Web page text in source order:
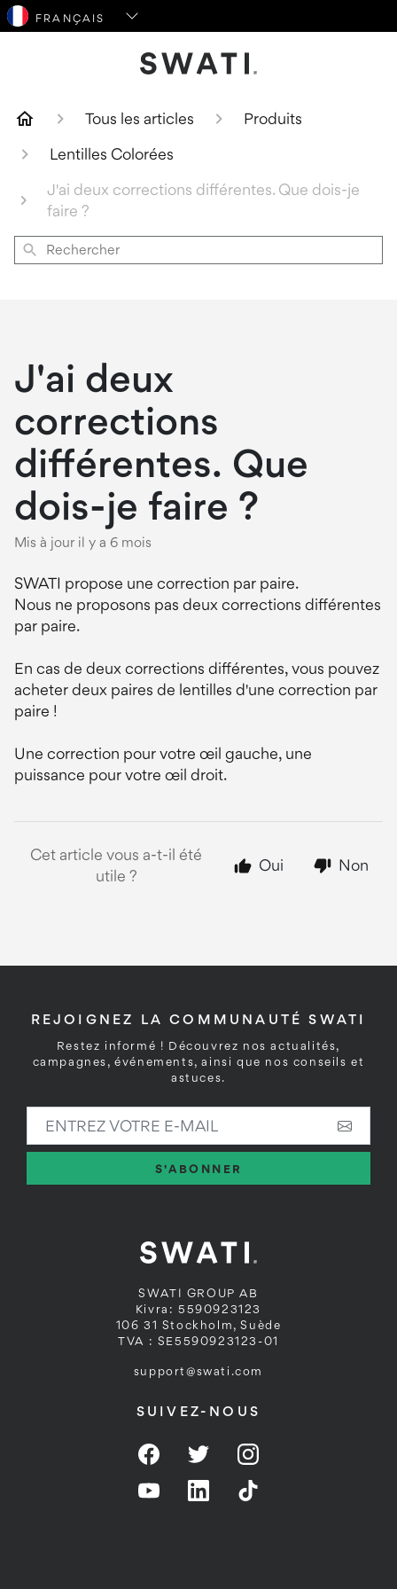
Tous les articles
Produits
Lentilles Colorées
J'ai deux corrections différentes. Que dois-je
faire ?
Rechercher
J'ai deux
corrections
différentes. Que
dois-je faire ?
Mis à jour il y a 6 mois
SWATI propose une correction par paire.
Nous ne proposons pas deux corrections différentes
par paire.
En cas de deux corrections différentes, vous pouvez
acheter deux paires de lentilles d'une correction par
paire !
Une correction pour votre œil gauche, une
puissance pour votre œil droit.
Cet article vous a-t-il été
utile ?
Oui Non
SWATI GROUP AB
Kivra: 5590923123
106 31 Stockholm, Suède
TVA : SE5590923123-01
support@swati.com
SUIVEZ-NOUS
FacebookTwitterInstagram
YouTube LinkedIn
REJOIGNEZ LA COMMUNAUTÉ SWATI
Restez informé ! Découvrez nos actualités,
campagnes, événements, ainsi que nos conseils et
astuces.
S'ABONNER